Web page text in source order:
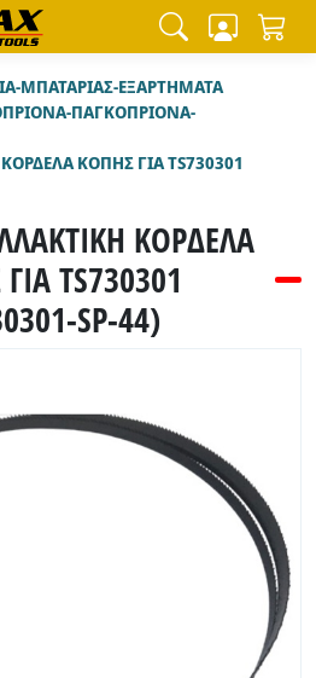
ΜΠΑΤΑΡΙΑΣ-ΕΞΑΡΤΗΜΑΤΑ
ΠΑΓΚΟΠΡΙΟΝΑ-
ΚΟΠΗΣ ΓΙΑ TS730301
ΚΟΡΔΕΛΑ
TS730301
SP-44)